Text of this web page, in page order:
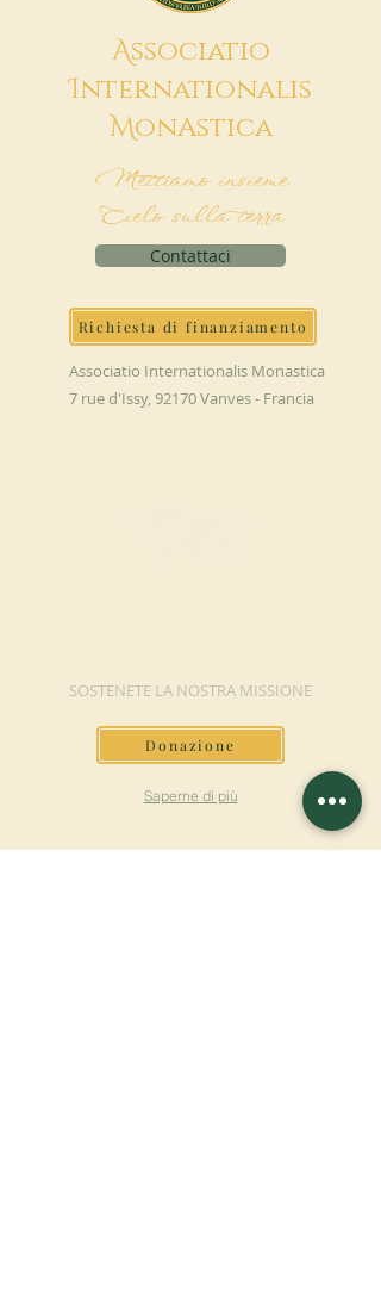
Associatio
Internationalis
MonAstica
Mettiamo insieme
Cielo sulla terra
Contattaci
Richiesta di finanziamento
Associatio Internationalis Monastica
7 rue d'Issy, 92170 Vanves - Francia
SOSTENETE LA NOSTRA MISSIONE
Donazione
Saperne di più